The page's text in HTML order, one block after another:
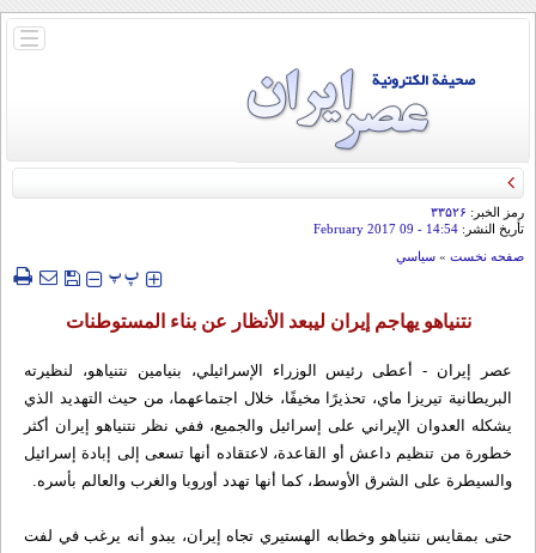
باز
رمز الخبر: ۳۳۵۲۶
تأريخ النشر: 14:54
- 09 February 2017
صفحه نخست » سياسي
‍‍‍ پپ
نتنياهو يهاجم إيران ليبعد الأنظار عن بناء المستوطنات
عصر إيران - أعطى رئيس الوزراء الإسرائيلي، بنيامين نتنياهو، لنظيرته
البريطانية تيريزا ماي، تحذيرًا مخيفًا، خلال اجتماعهما، من حيث التهديد الذي
يشكله العدوان الإيراني على إسرائيل والجميع، ففي نظر نتنياهو إيران أكثر
خطورة من تنظيم داعش أو القاعدة، لاعتقاده أنها تسعى إلى إبادة إسرائيل
والسيطرة على الشرق الأوسط، كما أنها تهدد أوروبا والغرب والعالم بأسره.
حتى بمقايس نتنياهو وخطابه الهستيري تجاه إيران، يبدو أنه يرغب في لفت